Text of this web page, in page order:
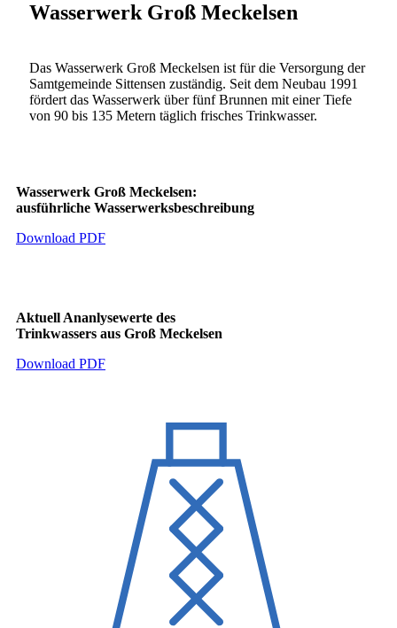
Wasserwerk Groß Meckelsen
Das Wasserwerk Groß Meckelsen ist für die Versorgung der
Samtgemeinde Sittensen zuständig. Seit dem Neubau 1991
fördert das Wasserwerk über fünf Brunnen mit einer Tiefe
von 90 bis 135 Metern täglich frisches Trinkwasser.
Wasserwerk Groß Meckelsen:
ausführliche Wasserwerksbeschreibung
Download PDF
Aktuell Ananlysewerte des
Trinkwassers aus Groß Meckelsen
Download PDF